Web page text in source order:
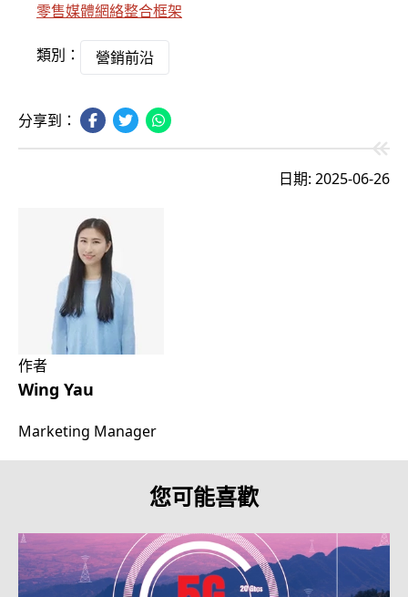
零售媒體網絡整合框架
類別： 營銷前沿
分享到：
日期: 2025-06-26
作者
Wing Yau
Marketing Manager
您可能喜歡